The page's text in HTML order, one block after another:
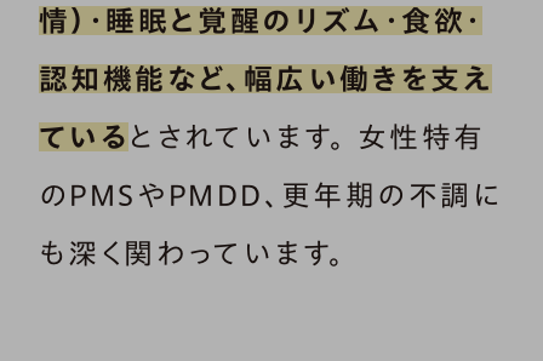
情）・睡眠と覚醒のリズム・食欲・
認知機能など、幅広い働きを支え
ている とされています。 女性特有
のPMSやPMDD、更年期の不調に
も深く関わっています。